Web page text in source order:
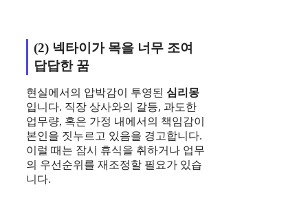
(2) 넥타이가 목을 너무 조여
답답한 꿈
현실에서의 압박감이 투영된 심리몽
입니다. 직장 상사와의 갈등, 과도한
업무량, 혹은 가정 내에서의 책임감이
본인을 짓누르고 있음을 경고합니다.
이럴 때는 잠시 휴식을 취하거나 업무
의 우선순위를 재조정할 필요가 있습
니다.